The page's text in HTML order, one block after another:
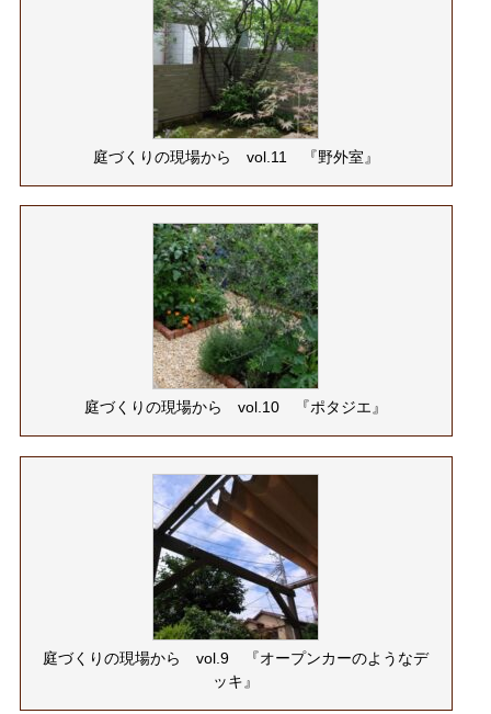
庭づくりの現場から vol.11 『野外室』
庭づくりの現場から vol.10 『ポタジエ』
庭づくりの現場から vol.9 『オープンカーのようなデ
ッキ』